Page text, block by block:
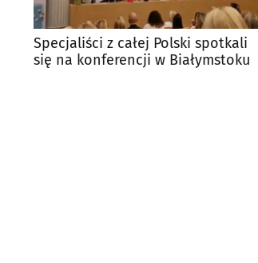
Specjaliści z całej Polski spotkali
się na konferencji w Białymstoku